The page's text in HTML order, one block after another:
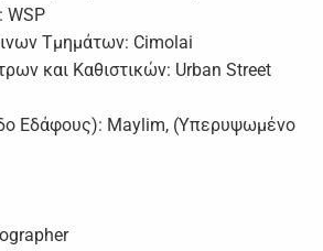
WSP
Τμημάτων: Cimolai
και Καθιστικών: Urban Street
Εδάφους): Maylim, (Υπερυψωμένο